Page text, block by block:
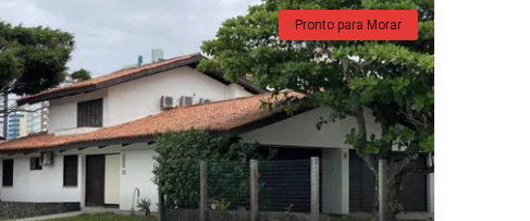
Pronto para Morar